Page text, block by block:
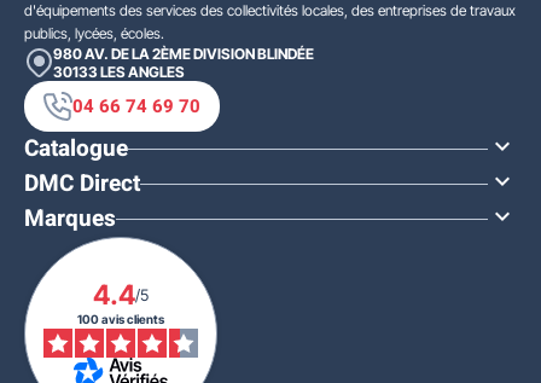
À PARTIR DE
d'équipements des services des collectivités locales, des entreprises de travaux
publics, lycées, écoles.
980 AV. DE LA 2ÈME DIVISION BLINDÉE
30133 LES ANGLES
04 66 74 69 70
Catalogue 
DMC Direct 
Marques 
4.4/5
100 avis clients